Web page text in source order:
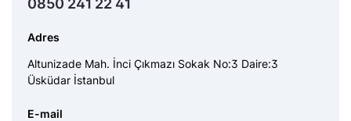
0850 241 22 41
Adres
Altunizade Mah. İnci Çıkmazı Sokak No:3 Daire:3
Üsküdar İstanbul
E-mail